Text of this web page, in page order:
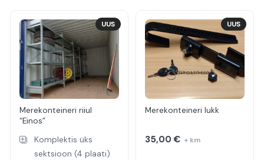
Merekonteineri riiul
“Einos”
Komplektis üks
sektsioon (4 plaati)
UUS
Merekonteineri lukk
35,00€ + km
UUS